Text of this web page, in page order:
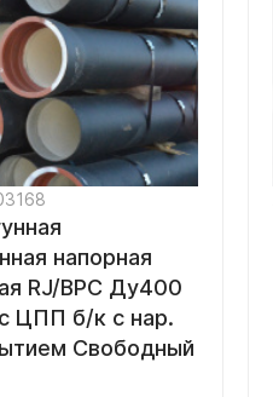
напорная
RJ/ВРС Ду400
ЦПП б/к с нар.
Свободный